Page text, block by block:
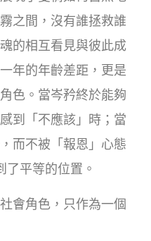
之間，沒有誰拯救誰
的相互看見與彼此成
年的年齡差距，更是
色。當岑矜終於能夠
到「不應該」時；當
而不被「報恩」心態
平等的位置。
會角色，只作為一個